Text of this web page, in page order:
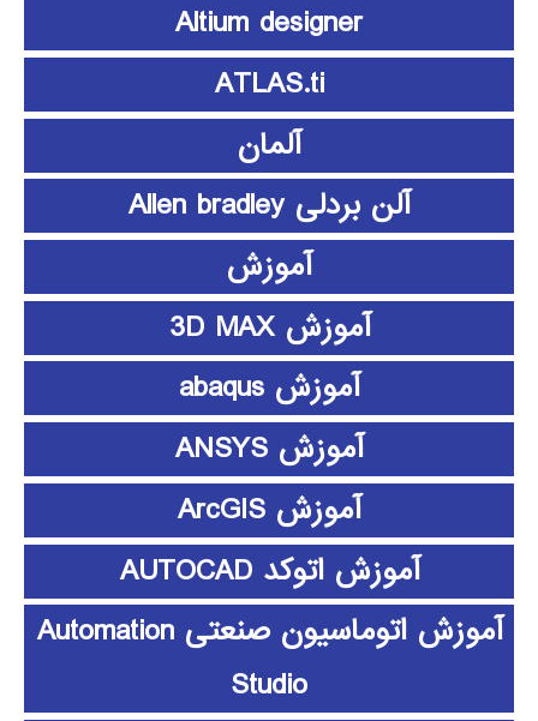
Altium designer
ATLAS.ti
آلمان
آلن بردلی Allen bradley
آموزش
آموزش 3D MAX
آموزش abaqus
آموزش ANSYS
آموزش ArcGIS
آموزش اتوکد AUTOCAD
آموزش اتوماسیون صنعتی Automation
Studio